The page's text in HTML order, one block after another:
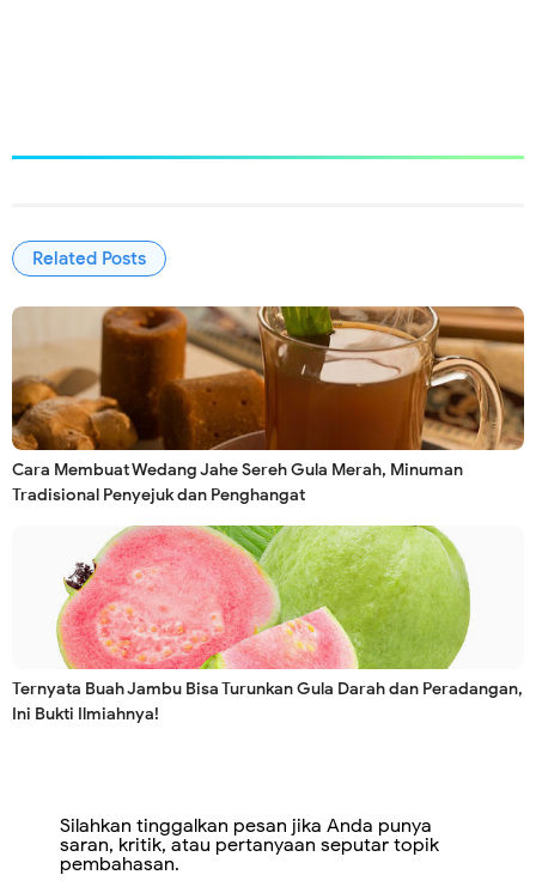
Related Posts
Cara Membuat Wedang Jahe Sereh Gula Merah, Minuman
Tradisional Penyejuk dan Penghangat
Ternyata Buah Jambu Bisa Turunkan Gula Darah dan Peradangan,
Ini Bukti Ilmiahnya!
Silahkan tinggalkan pesan jika Anda punya
saran, kritik, atau pertanyaan seputar topik
pembahasan.